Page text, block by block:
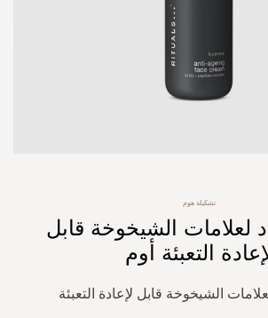
تشكيلة هوم
لعلامات الشيخوخة قابل
التعبئة أوم
الشيخوخة قابل لإعادة التعبئة